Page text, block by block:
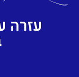
עזרה